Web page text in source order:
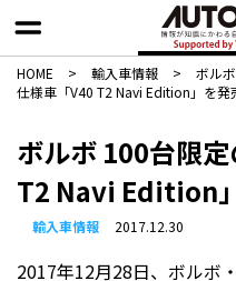
HOME > 輸入車情報 > ボルボ
仕様車「V40 T2 Navi Edition」を発
ボルボ 100台限
T2 Navi Edition
輸入車情報 2017.12.30
2017年12月28日、ボルボ